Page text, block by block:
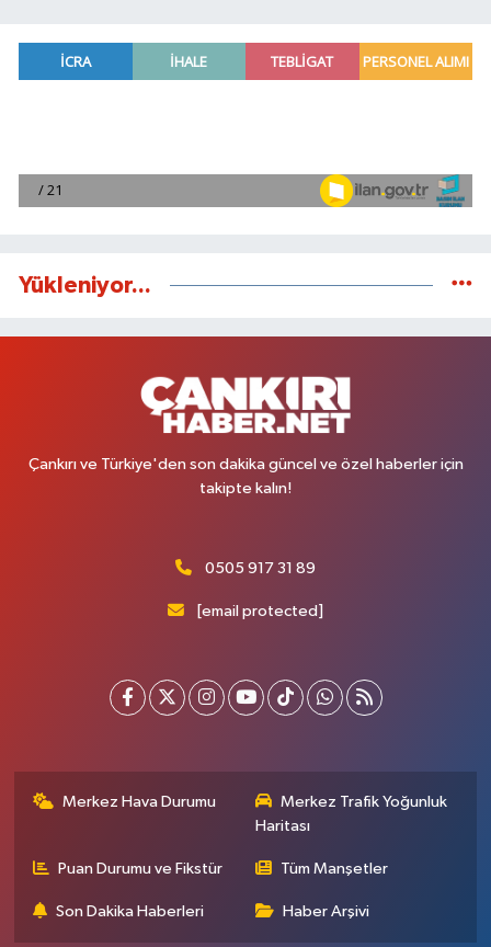
Yükleniyor...
Çankırı ve Türkiye'den son dakika güncel ve özel haberler için
takipte kalın!
0505 917 31 89
[email protected]
Merkez Hava Durumu
Merkez Trafik Yoğunluk
Haritası
Puan Durumu ve Fikstür Tüm Manşetler
Son Dakika Haberleri Haber Arşivi